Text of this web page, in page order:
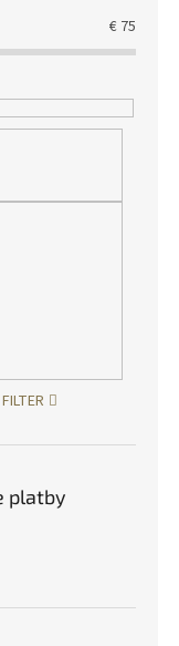
€ 75
platby